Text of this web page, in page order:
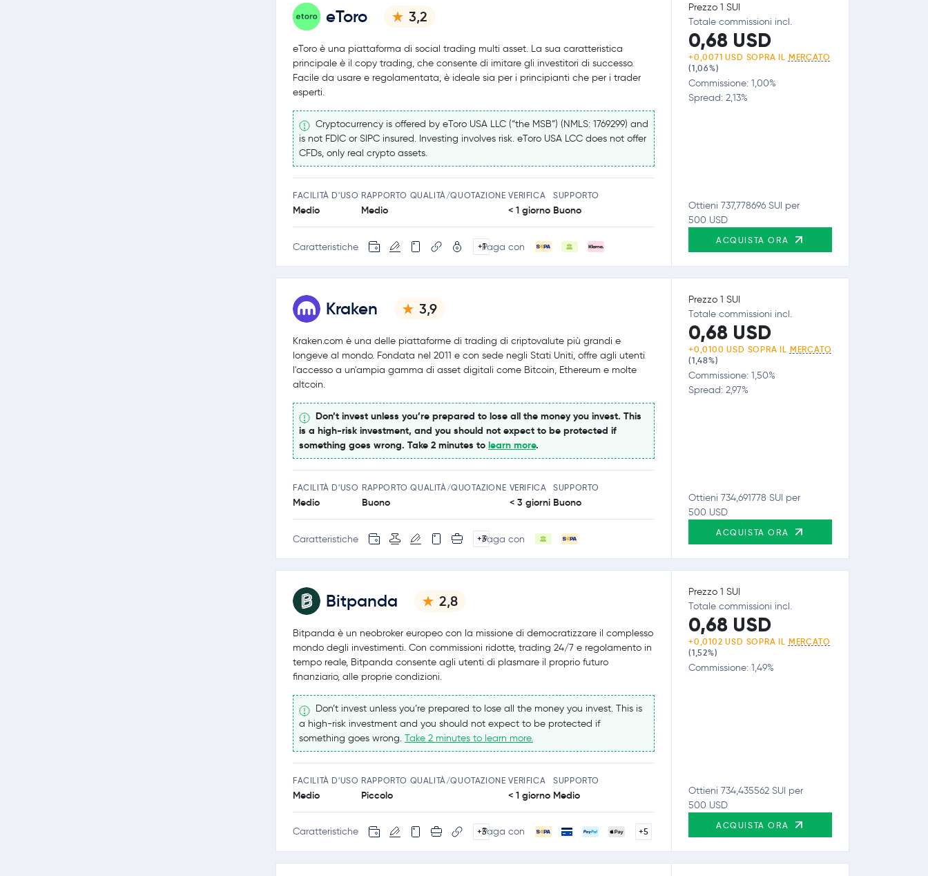
eToro 3,2
eToro è una piattaforma di social trading multi asset. La sua caratteristica
principale è il copy trading, che consente di imitare gli investitori di successo.
Facile da usare e regolamentata, è ideale sia per i principianti che per i trader
esperti.
Cryptocurrency is offered by eToro USA LLC (“the MSB”) (NMLS: 1769299) and
is not FDIC or SIPC insured. Investing involves risk. eToro USA LCC does not offer
CFDs, only real crypto assets.
FACILITÀ D'USO
Medio
RAPPORTO QUALITÀ/QUOTAZIONE
Medio
VERIFICA
< 1 giorno
SUPPORTO
Buono
Caratteristiche +1Paga con
Prezzo 1 SUI
Totale commissioni incl.
0,68 USD
+0,0071 USD SOPRA IL MERCATO
(1,06%)
Commissione: 1,00%
Spread: 2,13%
Ottieni 737,778696 SUI per
500 USD
ACQUISTA ORA
Kraken 3,9
Kraken.com è una delle piattaforme di trading di criptovalute più grandi e
longeve al mondo. Fondata nel 2011 e con sede negli Stati Uniti, offre agli utenti
l'accesso a un'ampia gamma di asset digitali come Bitcoin, Ethereum e molte
altcoin.
Don’t invest unless you’re prepared to lose all the money you invest. This
is a high-risk investment, and you should not expect to be protected if
something goes wrong. Take 2 minutes to learn more.
FACILITÀ D'USO
Medio
RAPPORTO QUALITÀ/QUOTAZIONE
Buono
VERIFICA
< 3 giorni
SUPPORTO
Buono
Caratteristiche +3Paga con
Prezzo 1 SUI
Totale commissioni incl.
0,68 USD
+0,0100 USD SOPRA IL MERCATO
(1,48%)
Commissione: 1,50%
Spread: 2,97%
Ottieni 734,691778 SUI per
500 USD
ACQUISTA ORA
Bitpanda 2,8
Bitpanda è un neobroker europeo con la missione di democratizzare il complesso
mondo degli investimenti. Con commissioni ridotte, trading 24/7 e regolamento in
tempo reale, Bitpanda consente agli utenti di plasmare il proprio futuro
finanziario, alle proprie condizioni.
Don’t invest unless you’re prepared to lose all the money you invest. This is
a high-risk investment and you should not expect to be protected if
something goes wrong. Take 2 minutes to learn more.
FACILITÀ D'USO
Medio
RAPPORTO QUALITÀ/QUOTAZIONE
Piccolo
VERIFICA
< 1 giorno
SUPPORTO
Medio
Caratteristiche +3Paga con +5
Prezzo 1 SUI
Totale commissioni incl.
0,68 USD
+0,0102 USD SOPRA IL MERCATO
(1,52%)
Commissione: 1,49%
Ottieni 734,435562 SUI per
500 USD
ACQUISTA ORA